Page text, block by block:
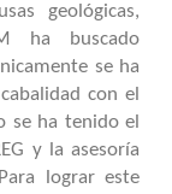
geológicas,
ha buscado
se ha
con el
se ha tenido el
y la asesoría
lograr este